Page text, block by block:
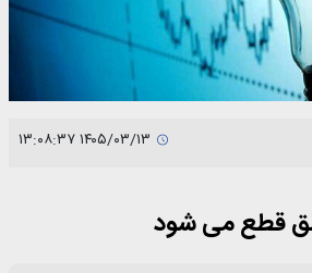
قطع می شود